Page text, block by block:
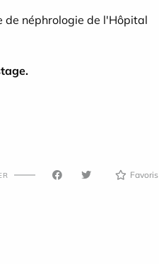
de néphrologie de l'Hôpital
Favoris